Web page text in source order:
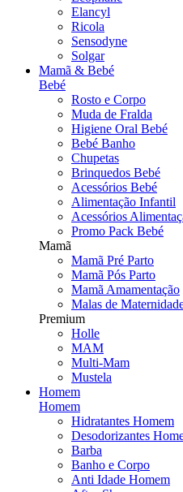
Elancyl
Ricola
Sensodyne
Solgar
Mamã & Bebé
Bebé
Rosto e Corpo
Muda de Fralda
Higiene Oral Bebé
Bebé Banho
Chupetas
Brinquedos Bebé
Acessórios Bebé
Alimentação Infantil
Acessórios
Promo Pack Bebé
Mamã
Mamã Pré Parto
Mamã Pós Parto
Mamã Amamentação
Malas de
Premium
Holle
MAM
Multi-Mam
Mustela
Homem
Homem
Hidratantes Homem
Desodorizantes
Barba
Banho e Corpo
Anti Idade Homem